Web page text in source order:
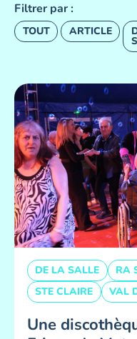
Filtrer par :
TOUT ARTICLE
DE LA SALLE RA
STE CLAIRE
VAL
Une